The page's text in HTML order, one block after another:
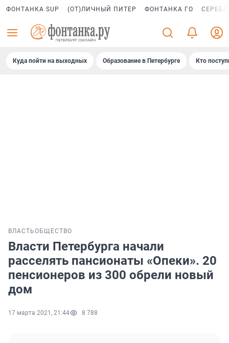
ФОНТАНКА SUP (ОТ)ЛИЧНЫЙ ПИТЕР ФОНТАНКА ГО
Куда пойти на выходных Образование в Петербурге Кто
ВЛАСТЬОБЩЕСТВО
Власти Петербурга начали
расселять пансионаты «Опеки». 20
пенсионеров из 300 обрели новый
дом
17 марта 2021, 21:44 8 788